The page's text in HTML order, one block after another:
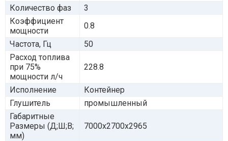
Количество фаз
3
Коэффициент
мощности
0.8
Частота, Гц
50
Расход топлива
при 75%
мощности л/ч
228.8
Исполнение
Контейнер
Глушитель
промышленный
Габаритные
Размеры (Д;Ш;В;
мм)
7000х2700х2965